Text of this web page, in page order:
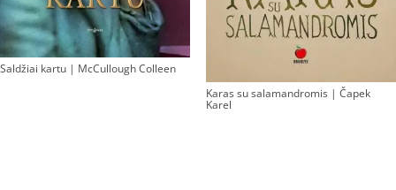
Saldžiai kartu | McCullough Colleen
Karas su salamandromis | Čapek
Karel